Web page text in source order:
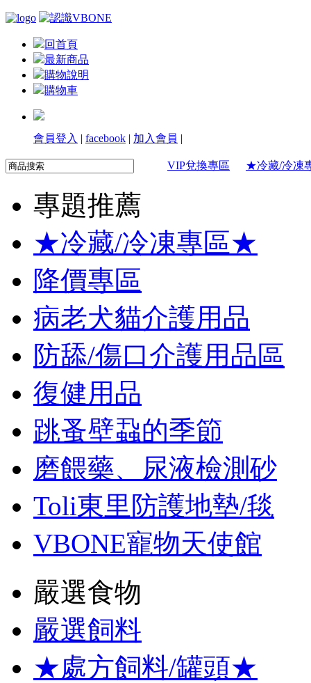
回首頁
最新商品
購物說明
購物車
會員登入 | facebook | 加入會員 |
VIP兌換專區 ★冷藏/冷凍
專題推薦
★冷藏/冷凍專區★
降價專區
病老犬貓介護用品
防舔/傷口介護用品區
復健用品
跳蚤壁蝨的季節
磨餵藥、尿液檢測砂
Toli東里防護地墊/毯
VBONE寵物天使館
嚴選食物
嚴選飼料
★處方飼料/罐頭★